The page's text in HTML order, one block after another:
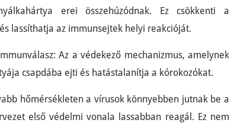
erei összehúzódnak. Ez csökkenti a
lassíthatja az immunsejtek helyi reakcióját.
Az a védekező mechanizmus, amelynek
csapdába ejti és hatástalanítja a kórokozókat.
hőmérsékleten a vírusok könnyebben jutnak be a
első védelmi vonala lassabban reagál. Ez nem